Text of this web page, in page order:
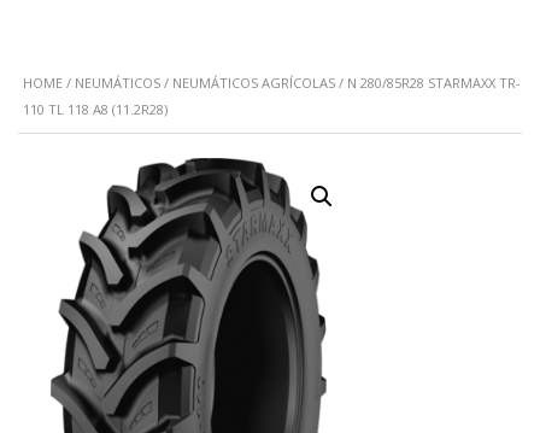
HOME / NEUMÁTICOS / NEUMÁTICOS AGRÍCOLAS / N 280/85R28 STARMAXX TR-
110 TL 118 A8 (11.2R28)